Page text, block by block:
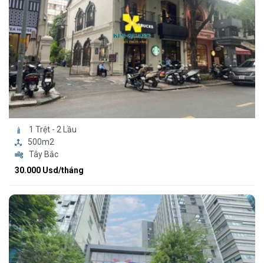
1 Trệt - 2 Lầu
500m2
Tây Bắc
30.000 Usd/tháng